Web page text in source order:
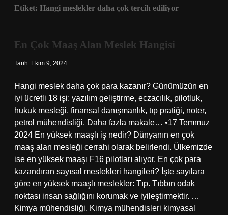
Etiket: Hangi meslekler daha çok tercih ediliyor
En Çok Maaş Alan Meslek Hangisi
Tarih: Ekim 9, 2024
Hangi meslek daha çok para kazanır? Günümüzün en
iyi ücretli 18 işi: yazılım geliştirme, eczacılık, pilotluk,
hukuk mesleği, finansal danışmanlık, tıp pratiği, noter,
petrol mühendisliği. Daha fazla makale… •17 Temmuz
2024 En yüksek maaşlı iş nedir? Dünyanın en çok
maaş alan mesleği cerrahi olarak belirlendi. Ülkemizde
ise en yüksek maaşı F16 pilotları alıyor. En çok para
kazandıran sayısal meslekleri hangileri? İşte sayılara
göre en yüksek maaşlı meslekler: Tıp. Tıbbın odak
noktası insan sağlığını korumak ve iyileştirmektir. …
Kimya mühendisliği. Kimya mühendisleri kimyasal